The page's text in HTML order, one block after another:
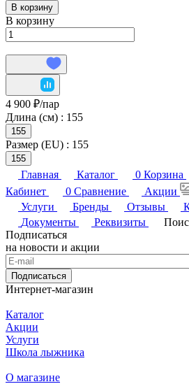
В корзину
В корзину
4 900 ₽/пар
Длина (см) : 155
155
Размер (EU) : 155
155
Главная Каталог 0 Корзина
Кабинет
0 Сравнение Акции
Услуги
Бренды Отзывы
Документы
Реквизиты
Подписаться
на новости и акции
Подписаться
Интернет-магазин
Каталог
Акции
Услуги
Школа лыжника
О магазине